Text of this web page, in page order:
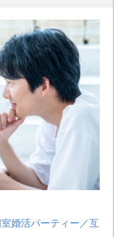
室婚活パーティー／互